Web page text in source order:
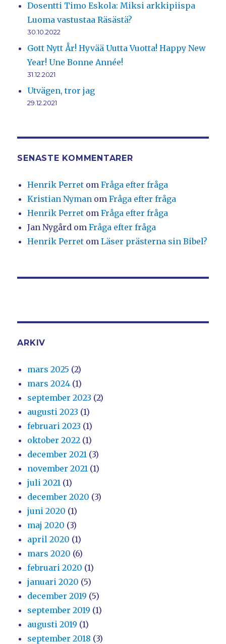
Dosentti Timo Eskola: Miksi arkkipiispa
Luoma vastustaa Räsästä?
30.10.2022
Gott Nytt År! Hyvää Uutta Vuotta! Happy New
Year! Une Bonne Année!
31.12.2021
Utvägen, tror jag
29.12.2021
SENASTE KOMMENTARER
Henrik Perret omFråga efter fråga
Kristian Nyman omFråga efter fråga
Henrik Perret omFråga efter fråga
Jan Nygård omFråga efter fråga
Henrik Perret omLäser prästerna sin Bibel?
ARKIV
mars 2025 (2)
mars 2024 (1)
september 2023 (2)
augusti 2023 (1)
februari 2023 (1)
oktober 2022 (1)
december 2021 (3)
november 2021 (1)
juli 2021 (1)
december 2020 (3)
juni 2020 (1)
maj 2020 (3)
april 2020 (1)
mars 2020 (6)
februari 2020 (1)
januari 2020 (5)
december 2019 (5)
september 2019 (1)
augusti 2019 (1)
september 2018 (3)